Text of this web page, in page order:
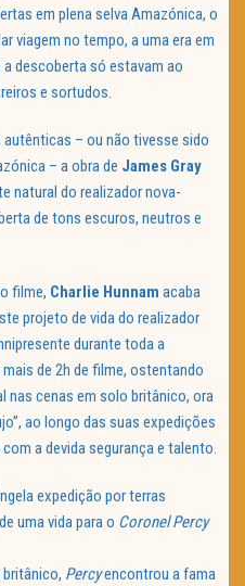
em plena selva Amazónica, o
viagem no tempo, a uma era em
descoberta só estavam ao
e sortudos.
autênticas – ou não tivesse sido
– a obra de James Gray
natural do realizador nova-
de tons escuros, neutros e
filme, Charlie Hunnam acaba
projeto de vida do realizador
durante toda a
de 2h de filme, ostentando
nas cenas em solo britânico, ora
ao longo das suas expedições
a devida segurança e talento.
expedição por terras
uma vida para o Coronel Percy
Percyencontrou a fama